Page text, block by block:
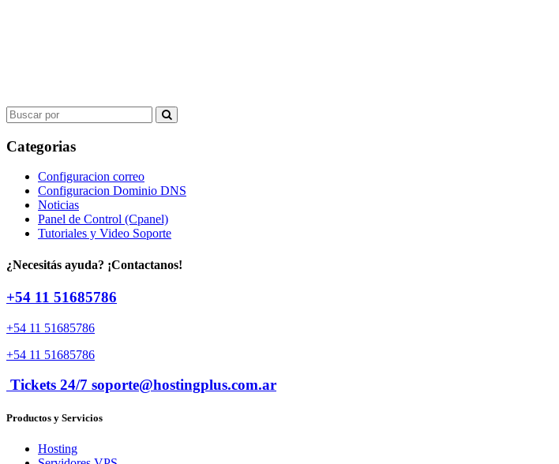
Search
for:
Categorias
Configuracion correo
Configuracion Dominio DNS
Noticias
Panel de Control (Cpanel)
Tutoriales y Video Soporte
¿Necesitás ayuda? ¡Contactanos!
+54 11 51685786
+54 11 51685786
+54 11 51685786
Tickets 24/7 soporte@hostingplus.com.ar
Productos y Servicios
Hosting